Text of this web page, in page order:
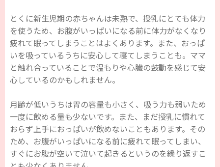
とくに新生児期の赤ちゃんは未熟で、授乳にとても体力
を使うため、お腹がいっぱいになる前に体力がなくなり
疲れて眠ってしまうことはよくあります。また、おっぱ
いを吸っているうちに安心して寝てしまうことも。ママ
と触れ合っていることで温もりや心臓の鼓動を感じて安
心しているのかもしれません。
月齢が低いうちは胃の容量も小さく、吸う力も弱いため
一度に飲める量も少ないです。また、まだ授乳に慣れて
おらず上手におっぱいが飲めないこともあります。その
ため、お腹がいっぱいになる前に疲れて眠ってしまい、
すぐにお腹が空いて泣いて起きるというのを繰り返すこ